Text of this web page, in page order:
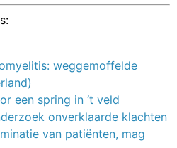
weggemoffelde
een spring in ‘t veld
onverklaarde klachten
van patiënten, mag